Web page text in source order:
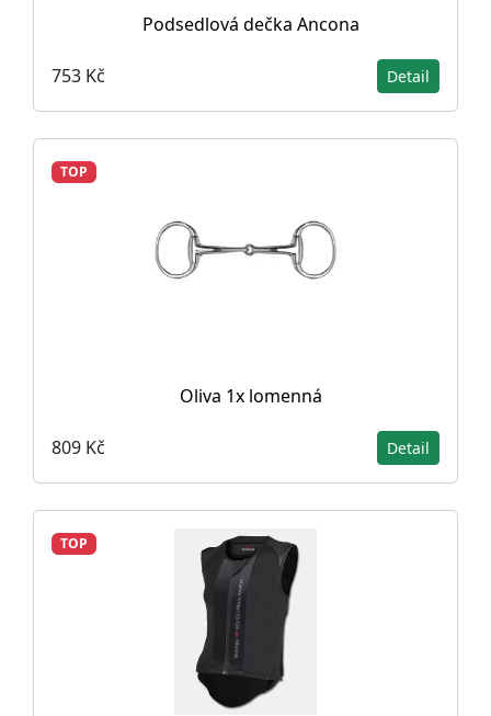
Podsedlová dečka Ancona
753 Kč Detail
TOP
Oliva 1x lomenná
809 Kč Detail
TOP